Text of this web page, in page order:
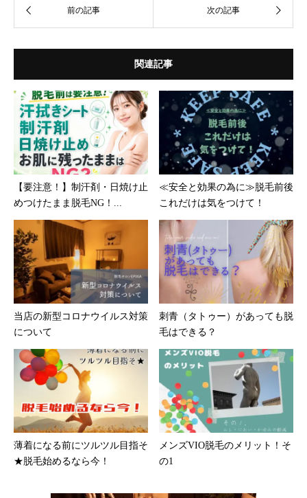
関連記事
【要注意！】制汗剤・日焼け止
めつけたまま脱毛NG！...
≪安全と効果の為に≫脱毛前後
これだけは気をつけて！
当店の新型コロナウイルス対策
について
刺青（タトゥー）があっても脱
毛はできる？
薄着になる前にツルツル目指そ
★脱毛始めるなら今！
メンズVIO脱毛のメリット！そ
の1